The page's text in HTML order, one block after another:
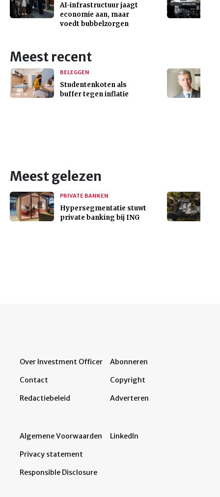
AI-infrastructuur jaagt
economie aan, maar
voedt bubbelzorgen
Meest recent
BELEGGEN
Studentenkoten als
buffer tegen inflatie
Meest gelezen
PRIVATE BANKEN
Hypersegmentatie stuwt
private banking bij ING
Over Investment Officer
Contact
Redactiebeleid
Abonneren
Copyright
Adverteren
Algemene Voorwaarden
Privacy statement
Responsible Disclosure
LinkedIn